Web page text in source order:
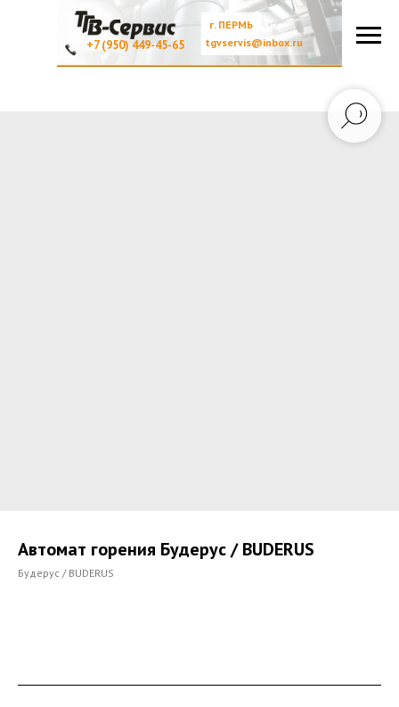
г. ПЕРМЬ
+7 (950) 449-45-65 tgvservis@inbox.ru
Автомат горения Будерус / BUDERUS
Будерус / BUDERUS